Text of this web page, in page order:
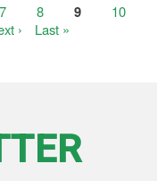
Page
7 Page
8
Current
9 Page
10
›
Last
Last »